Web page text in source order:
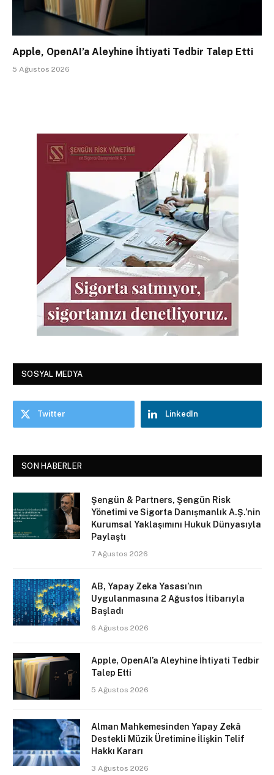
Apple, OpenAI’a Aleyhine İhtiyati Tedbir Talep Etti
5 Ağustos 2026
SOSYAL MEDYA
Twitter LinkedIn
SON HABERLER
Şengün & Partners, Şengün Risk
Yönetimi ve Sigorta Danışmanlık A.Ş.’nin
Kurumsal Yaklaşımını Hukuk Dünyasıyla
Paylaştı
7 Ağustos 2026
AB, Yapay Zeka Yasası’nın
Uygulanmasına 2 Ağustos İtibarıyla
Başladı
6 Ağustos 2026
Apple, OpenAI’a Aleyhine İhtiyati Tedbir
Talep Etti
5 Ağustos 2026
Alman Mahkemesinden Yapay Zekâ
Destekli Müzik Üretimine İlişkin Telif
Hakkı Kararı
3 Ağustos 2026